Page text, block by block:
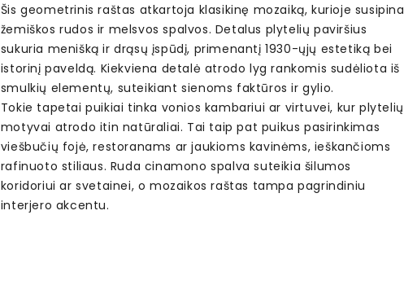
Šis geometrinis raštas atkartoja klasikinę mozaiką, kurioje susipina
žemiškos rudos ir melsvos spalvos. Detalus plytelių paviršius
sukuria menišką ir drąsų įspūdį, primenantį 1930-ųjų estetiką bei
istorinį paveldą. Kiekviena detalė atrodo lyg rankomis sudėliota iš
smulkių elementų, suteikiant sienoms faktūros ir gylio.
Tokie tapetai puikiai tinka vonios kambariui ar virtuvei, kur plytelių
motyvai atrodo itin natūraliai. Tai taip pat puikus pasirinkimas
viešbučių fojė, restoranams ar jaukioms kavinėms, ieškančioms
rafinuoto stiliaus. Ruda cinamono spalva suteikia šilumos
koridoriui ar svetainei, o mozaikos raštas tampa pagrindiniu
interjero akcentu.